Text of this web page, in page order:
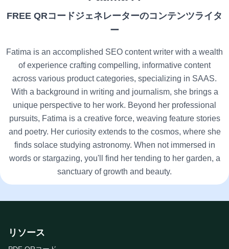
FREE QRコードジェネレーターのコンテンツライタ
ー
Fatima is an accomplished SEO content writer with a wealth
of experience crafting compelling, informative content
across various product categories, specializing in SAAS.
With a background in writing and journalism, she brings a
unique perspective to her work. Beyond her professional
pursuits, Fatima is a creative force, weaving feature stories
and poetry. Her curiosity extends to the cosmos, where she
finds solace studying astronomy. When not immersed in
words or stargazing, you'll find her tending to her garden, a
sanctuary of growth and beauty.
リソース